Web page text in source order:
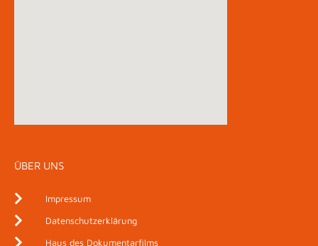
ÜBER UNS
Impressum
Datenschutzerklärung
Haus des Dokumentarfilms